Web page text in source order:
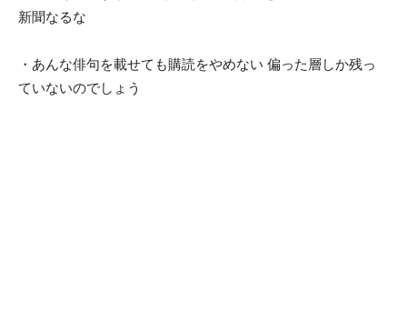
新聞なるな
・あんな俳句を載せても購読をやめない 偏った層しか残っ
ていないのでしょう